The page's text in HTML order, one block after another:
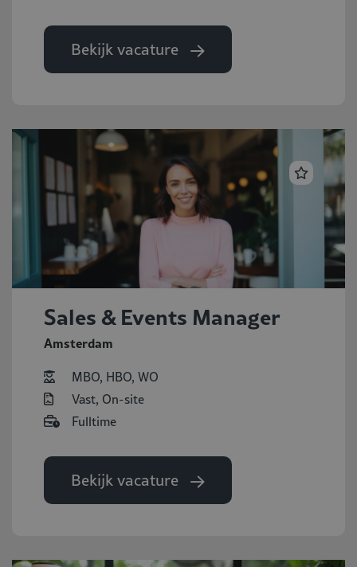
Bekijk vacature
Sales & Events Manager
Amsterdam
MBO, HBO, WO
Vast, On-site
Fulltime
Bekijk vacature